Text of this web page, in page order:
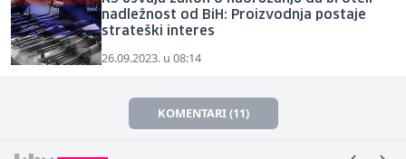
nadležnost od BiH: Proizvodnja postaje
strateški interes
26.09.2023. u 08:14
KOMENTARI (11)